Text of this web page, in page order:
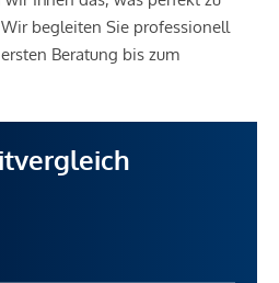
begleiten Sie professionell
Beratung bis zum